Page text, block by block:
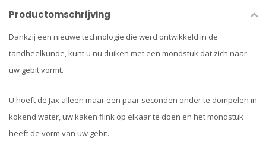
Productomschrijving
Dankzij een nieuwe technologie die werd ontwikkeld in de
tandheelkunde, kunt u nu duiken met een mondstuk dat zich naar
uw gebit vormt.
U hoeft de Jax alleen maar een paar seconden onder te dompelen in
kokend water, uw kaken flink op elkaar te doen en het mondstuk
heeft de vorm van uw gebit.